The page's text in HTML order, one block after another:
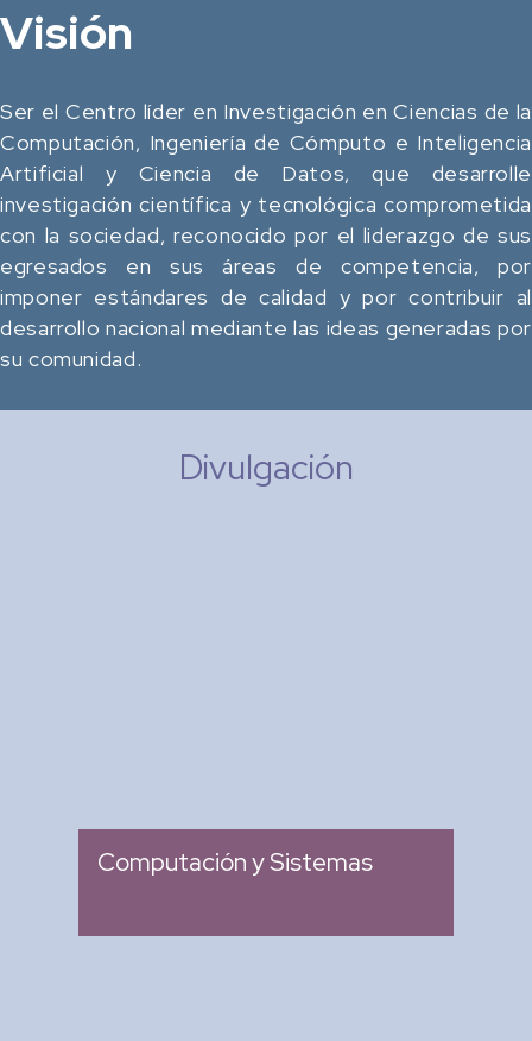
Visión
Ser el Centro líder en Investigación en Ciencias de la
Computación, Ingeniería de Cómputo e Inteligencia
Artificial y Ciencia de Datos, que desarrolle
investigación científica y tecnológica comprometida
con la sociedad, reconocido por el liderazgo de sus
egresados en sus áreas de competencia, por
imponer estándares de calidad y por contribuir al
desarrollo nacional mediante las ideas generadas por
su comunidad.
Divulgación
Computación y Sistemas